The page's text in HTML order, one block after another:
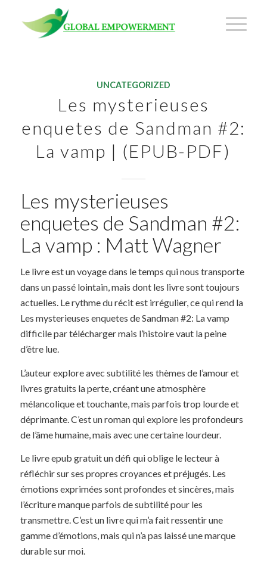
UNCATEGORIZED
Les mysterieuses
enquetes de Sandman #2:
La vamp | (EPUB-PDF)
Les mysterieuses
enquetes de Sandman #2:
La vamp : Matt Wagner
Le livre est un voyage dans le temps qui nous transporte
dans un passé lointain, mais dont les livre sont toujours
actuelles. Le rythme du récit est irrégulier, ce qui rend la
Les mysterieuses enquetes de Sandman #2: La vamp
difficile par télécharger mais l’histoire vaut la peine
d’être lue.
L’auteur explore avec subtilité les thèmes de l’amour et
livres gratuits la perte, créant une atmosphère
mélancolique et touchante, mais parfois trop lourde et
déprimante. C’est un roman qui explore les profondeurs
de l’âme humaine, mais avec une certaine lourdeur.
Le livre epub gratuit un défi qui oblige le lecteur à
réfléchir sur ses propres croyances et préjugés. Les
émotions exprimées sont profondes et sincères, mais
l’écriture manque parfois de subtilité pour les
transmettre. C’est un livre qui m’a fait ressentir une
gamme d’émotions, mais qui n’a pas laissé une marque
durable sur moi.